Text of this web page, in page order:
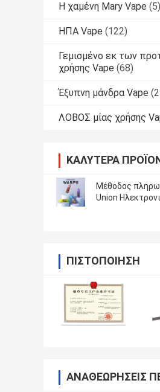
Η χαμένη Mary Vape (5)
ΗΠΑ Vape (122)
Γεμισμένο εκ των
χρήσης Vape (68)
Έξυπνη μάνδρα Vape
ΛΟΒΟΣ μίας χρήσης
ΚΑΛΎΤΕΡΑ
Μέθοδος
Union
ΠΙΣΤΟΠΟΊΗΣΗ
ΑΝΑΘΕΩΡΉΣΕΙΣ